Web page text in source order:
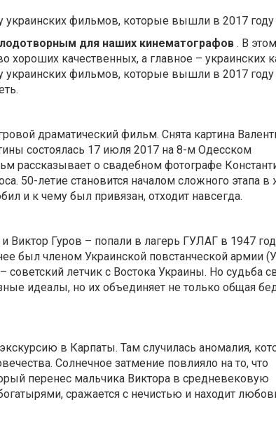
фильмов, которые вышли в 2017 году
для наших кинематографов . В
качественных, а главное – украинских
фильмов, которые вышли в 2017 году
драматический фильм. Снята картина
состоялась 17 июля 2017 на 8-м Одесском
рассказывает о свадебном фотографе
50-летие становится началом сложного этапа в
и к чему был привязан, отходит навсегда.
Гуров – попали в лагерь ГУЛАГ в 1947
был членом Украинской повстанческой армии
советский летчик с Востока Украины. Но судьба
идеалы, но их объединяет не только общая
в Карпаты. Там случилась аномалия,
Солнечное затмение повлияло на то, что
перенес мальчика Виктора в средневековую
сражается с нечистью и находит